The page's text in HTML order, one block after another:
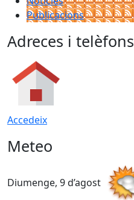
Publicacions
Adreces i telèfons
Accedeix
Meteo
Diumenge, 9 d’agost